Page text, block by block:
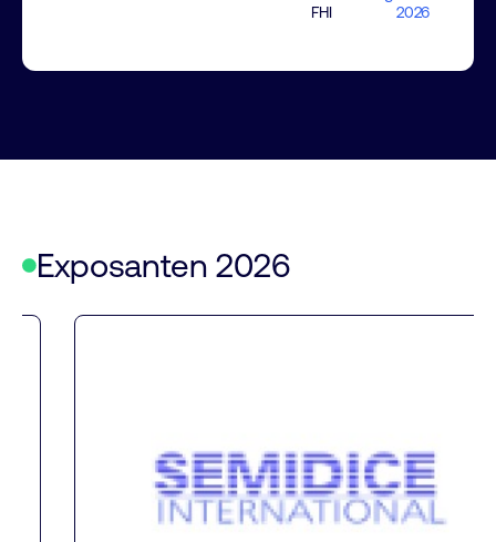
FHI
2026
Exposanten 2026